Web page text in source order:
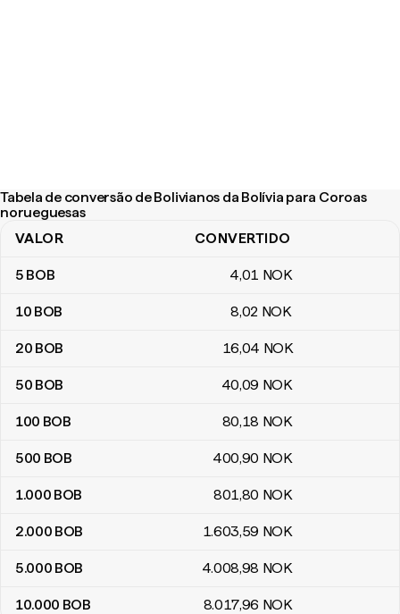
Tabela de conversão de Bolivianos da Bolívia para Coroas
norueguesas
Tabela de conversão de Bolivianos da Bolívia para Coroas
VALOR CONVERTIDO
5 BOB 4,01 NOK
10 BOB 8,02 NOK
20 BOB 16,04 NOK
50 BOB 40,09 NOK
100 BOB 80,18 NOK
500 BOB 400,90 NOK
1.000 BOB 801,80 NOK
2.000 BOB 1.603,59 NOK
5.000 BOB 4.008,98 NOK
10.000 BOB 8.017,96 NOK